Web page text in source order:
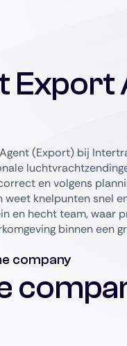
Export
(Export) bij
en volgens
knelpunten snel
en hecht team, waar
binnen een
company